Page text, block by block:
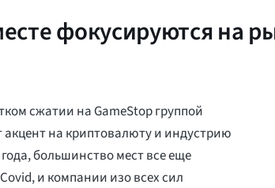
фокусируются на
сжатии на GameStop группой
на криптовалюту и индустрию
большинство мест все еще
и компании изо всех сил